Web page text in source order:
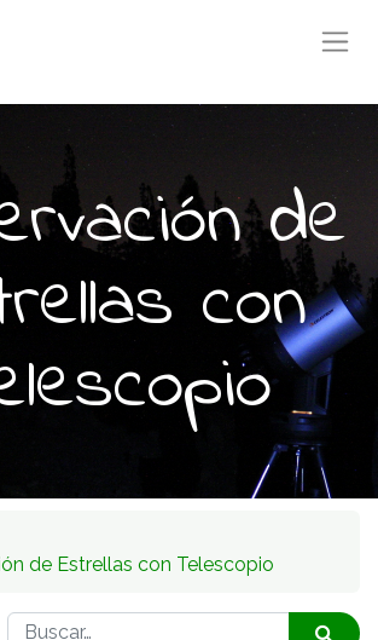
de
con
de Estrellas con Telescopio